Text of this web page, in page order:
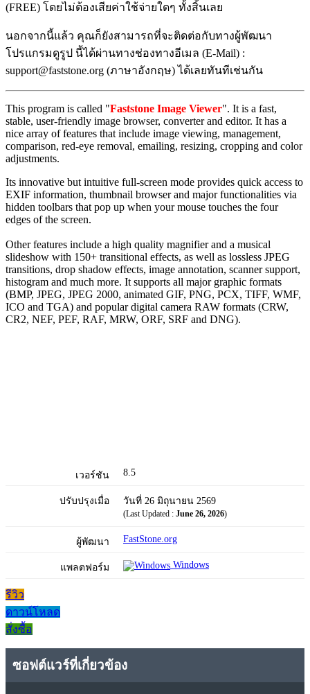
(FREE) โดยไม่ต้องเสียค่าใช้จ่ายใดๆ ทั้งสิ้นเลย
นอกจากนี้แล้ว คุณก็ยังสามารถที่จะติดต่อกับทางผู้พัฒนา
โปรแกรมดูรูป นี้ได้ผ่านทางช่องทางอีเมล (E-Mail) :
support@faststone.org (ภาษาอังกฤษ) ได้เลยทันทีเช่นกัน
This program is called "Faststone Image Viewer". It is a fast,
stable, user-friendly image browser, converter and editor. It has a
nice array of features that include image viewing, management,
comparison, red-eye removal, emailing, resizing, cropping and color
adjustments.
Its innovative but intuitive full-screen mode provides quick access to
EXIF information, thumbnail browser and major functionalities via
hidden toolbars that pop up when your mouse touches the four
edges of the screen.
Other features include a high quality magnifier and a musical
slideshow with 150+ transitional effects, as well as lossless JPEG
transitions, drop shadow effects, image annotation, scanner support,
histogram and much more. It supports all major graphic formats
(BMP, JPEG, JPEG 2000, animated GIF, PNG, PCX, TIFF, WMF,
ICO and TGA) and popular digital camera RAW formats (CRW,
CR2, NEF, PEF, RAF, MRW, ORF, SRF and DNG).
เวอร์ชัน 8.5
ปรับปรุงเมื่อ วันที่ 26 มิถุนายน 2569
(Last Updated : June 26, 2026)
ผู้พัฒนา FastStone.org
แพลตฟอร์ม Windows
รีวิว
ดาวน์โหลด
สั่งซื้อ
ซอฟต์แวร์ที่เกี่ยวข้อง